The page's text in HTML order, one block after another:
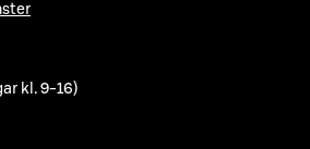
kl. 9-16)